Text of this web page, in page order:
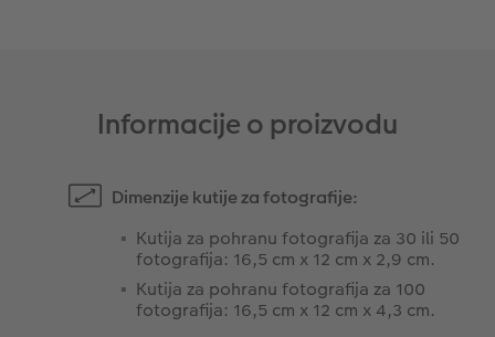
Informacije o proizvodu
Dimenzije kutije za fotografije:
Kutija za pohranu fotografija za 30 ili 50
fotografija: 16,5 cm x 12 cm x 2,9 cm.
Kutija za pohranu fotografija za 100
fotografija: 16,5 cm x 12 cm x 4,3 cm.